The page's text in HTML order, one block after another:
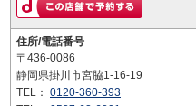
住所/電話番号
〒436-0086
静岡県掛川市宮脇1-16-19
TEL： 0120-360-393